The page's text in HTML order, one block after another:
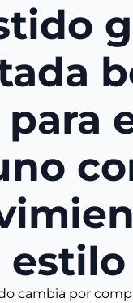
estilo
cambia por